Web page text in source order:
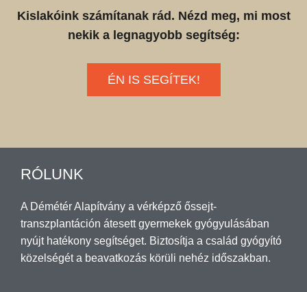
Kislakóink számítanak rád. Nézd meg, mi most
nekik a legnagyobb segítség:
ÉN IS SEGÍTEK!
RÓLUNK
A Démétér Alapítvány a vérképző őssejt-
transzplantáción átesett gyermekek gyógyulásában
nyújt hatékony segítséget. Biztosítja a család gyógyító
közelségét a beavatkozás körüli nehéz időszakban.